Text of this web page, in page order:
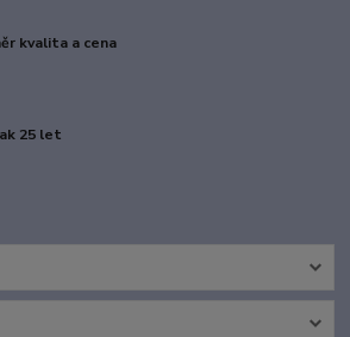
kvalita a cena
25 let